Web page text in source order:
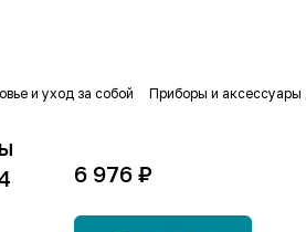
и уход за собой Приборы и аксессуары
6 976 ₽